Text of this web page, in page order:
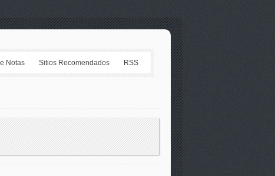
Notas Sitios Recomendados RSS